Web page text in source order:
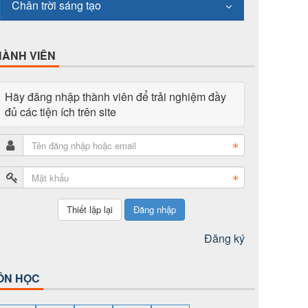
Chân trời sáng tạo
VIÊN
Hãy đăng nhập thành viên để trải nghiệm đầy
đủ các tiện ích trên site
Đăng nhập
Đăng ký
HỌC